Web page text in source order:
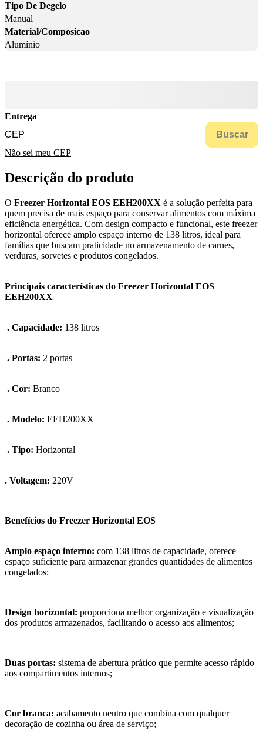
Tipo De Degelo
Manual
Material/Composicao
Alumínio
Entrega
Buscar
Não sei meu CEP
Descrição do produto
O Freezer Horizontal EOS EEH200XX é a solução perfeita para
quem precisa de mais espaço para conservar alimentos com máxima
eficiência energética. Com design compacto e funcional, este freezer
horizontal oferece amplo espaço interno de 138 litros, ideal para
famílias que buscam praticidade no armazenamento de carnes,
verduras, sorvetes e produtos congelados.
Principais características do Freezer Horizontal EOS
EEH200XX
. Capacidade: 138 litros
. Portas: 2 portas
. Cor: Branco
. Modelo: EEH200XX
. Tipo: Horizontal
. Voltagem: 220V
Benefícios do Freezer Horizontal EOS
Amplo espaço interno: com 138 litros de capacidade, oferece
espaço suficiente para armazenar grandes quantidades de alimentos
congelados;
Design horizontal: proporciona melhor organização e visualização
dos produtos armazenados, facilitando o acesso aos alimentos;
Duas portas: sistema de abertura prático que permite acesso rápido
aos compartimentos internos;
Cor branca: acabamento neutro que combina com qualquer
decoração de cozinha ou área de serviço;